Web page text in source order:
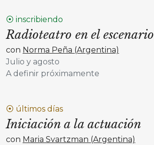
⦿ inscribiendo
Radioteatro en el escenario
con Norma Peña (Argentina)
Julio y agosto
A definir próximamente
⦿ últimos días
Iniciación a la actuación
con Maria Svartzman (Argentina)